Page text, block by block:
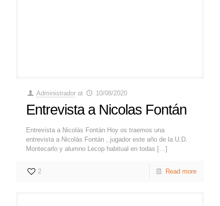
Administrador at 10/08/2020
Entrevista a Nicolas Fontán
Entrevista a Nicolás Fontán Hoy os traemos una
entrevista a Nicolás Fontán , jugador este año de la U.D.
Montecarlo y alumno Lecop habitual en todas […]
2 Read more